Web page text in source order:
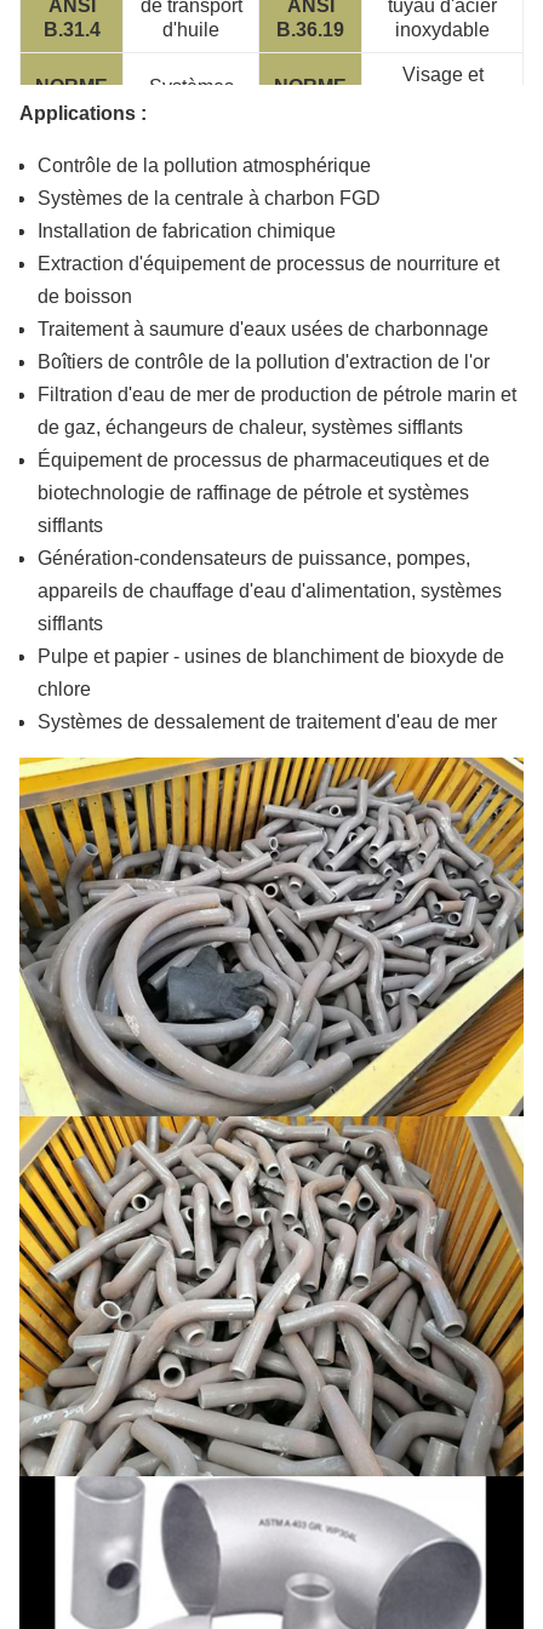
ANSI
B.31.4
de transport
d'huile
ANSI
B.36.19
tuyau d'acier
inoxydable
NORME
ANSI
Systèmes
sifflants de
NORME
Visage et
NORME
ANSI
B.31.7
Tuyauterie
d'énergie
nucléaire
NORME
ANSI
et fileté
Applications :
Contrôle de la pollution atmosphérique
Systèmes de la centrale à charbon FGD
Installation de fabrication chimique
Extraction d'équipement de processus de nourriture et
de boisson
Traitement à saumure d'eaux usées de charbonnage
Boîtiers de contrôle de la pollution d'extraction de l'or
Filtration d'eau de mer de production de pétrole marin et
de gaz, échangeurs de chaleur, systèmes sifflants
Équipement de processus de pharmaceutiques et de
biotechnologie de raffinage de pétrole et systèmes
sifflants
Génération-condensateurs de puissance, pompes,
appareils de chauffage d'eau d'alimentation, systèmes
sifflants
Pulpe et papier - usines de blanchiment de bioxyde de
chlore
Systèmes de dessalement de traitement d'eau de mer